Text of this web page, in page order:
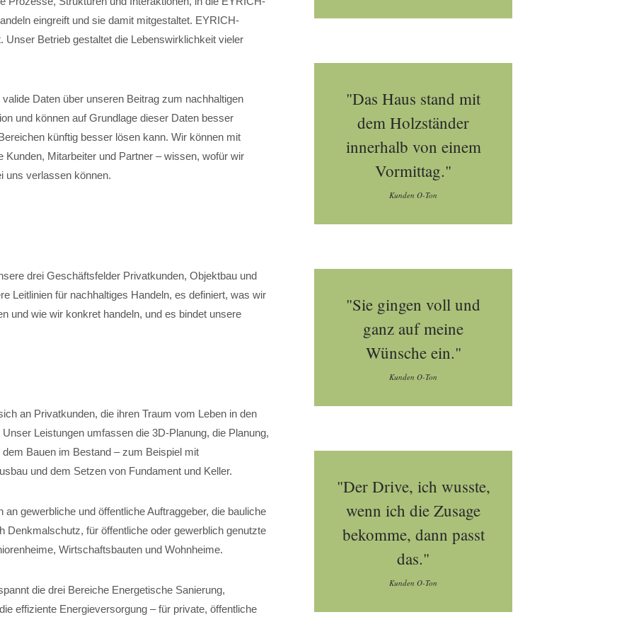
eingreift und sie damit mitgestaltet. EYRICH-
Betrieb gestaltet die Lebenswirklichkeit vieler
Daten über unseren Beitrag zum nachhaltigen
und können auf Grundlage dieser Daten besser
künftig besser lösen kann. Wir können mit
Mitarbeiter und Partner – wissen, wofür wir
uns verlassen können.
drei Geschäftsfelder Privatkunden, Objektbau und
Leitlinien für nachhaltiges Handeln, es definiert, was wir
und wie wir konkret handeln, und es bindet unsere
an Privatkunden, die ihren Traum vom Leben in den
Leistungen umfassen die 3D-Planung, die Planung,
Bauen im Bestand – zum Beispiel mit
und dem Setzen von Fundament und Keller.
gewerbliche und öffentliche Auftraggeber, die bauliche
Denkmalschutz, für öffentliche oder gewerblich genutzte
Wirtschaftsbauten und Wohnheime.
die drei Bereiche Energetische Sanierung,
effiziente Energieversorgung – für private, öffentliche
"Das Haus stand mit
dem Holzständer
innerhalb von einem
Vormittag."
Kunden O-Ton
"Sie gingen voll und
ganz auf meine
Wünsche ein."
Kunden O-Ton
"Der Drive, ich wusste,
wenn ich die Zusage
bekomme, dann passt
das."
Kunden O-Ton